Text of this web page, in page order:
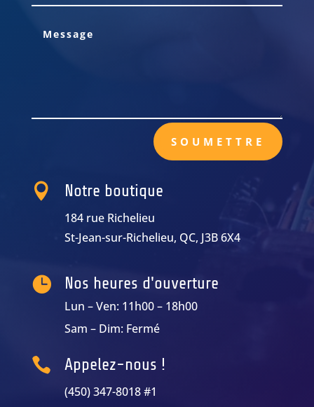
SOUMETTRE
 Notre boutique
184 rue Richelieu
St-Jean-sur-Richelieu, QC, J3B 6X4
 Nos heures d'ouverture
Lun – Ven: 11h00 – 18h00
Sam – Dim: Fermé
 Appelez-nous !
(450) 347-8018 #1